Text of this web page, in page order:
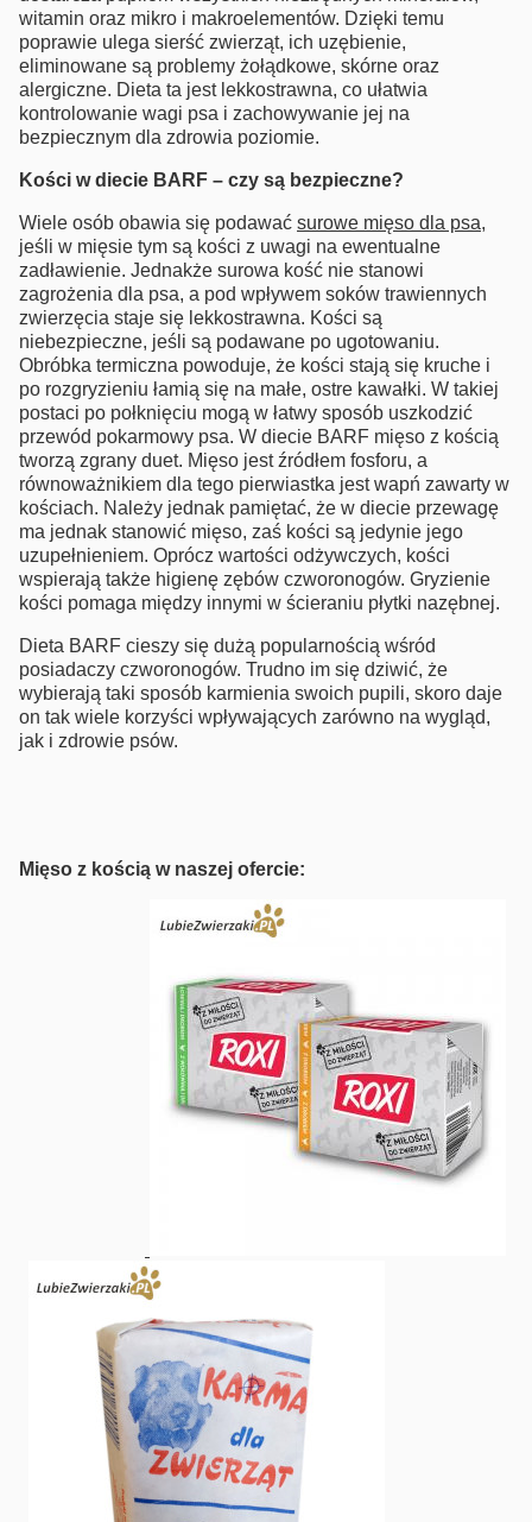
witamin oraz mikro i makroelementów. Dzięki temu
poprawie ulega sierść zwierząt, ich uzębienie,
eliminowane są problemy żołądkowe, skórne oraz
alergiczne. Dieta ta jest lekkostrawna, co ułatwia
kontrolowanie wagi psa i zachowywanie jej na
bezpiecznym dla zdrowia poziomie.
Kości w diecie BARF – czy są bezpieczne?
Wiele osób obawia się podawać surowe mięso dla psa,
jeśli w mięsie tym są kości z uwagi na ewentualne
zadławienie. Jednakże surowa kość nie stanowi
zagrożenia dla psa, a pod wpływem soków trawiennych
zwierzęcia staje się lekkostrawna. Kości są
niebezpieczne, jeśli są podawane po ugotowaniu.
Obróbka termiczna powoduje, że kości stają się kruche i
po rozgryzieniu łamią się na małe, ostre kawałki. W takiej
postaci po połknięciu mogą w łatwy sposób uszkodzić
przewód pokarmowy psa. W diecie BARF mięso z kością
tworzą zgrany duet. Mięso jest źródłem fosforu, a
równoważnikiem dla tego pierwiastka jest wapń zawarty w
kościach. Należy jednak pamiętać, że w diecie przewagę
ma jednak stanowić mięso, zaś kości są jedynie jego
uzupełnieniem. Oprócz wartości odżywczych, kości
wspierają także higienę zębów czworonogów. Gryzienie
kości pomaga między innymi w ścieraniu płytki nazębnej.
Dieta BARF cieszy się dużą popularnością wśród
posiadaczy czworonogów. Trudno im się dziwić, że
wybierają taki sposób karmienia swoich pupili, skoro daje
on tak wiele korzyści wpływających zarówno na wygląd,
jak i zdrowie psów.
Mięso z kością w naszej ofercie: